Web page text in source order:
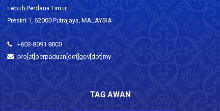
Lebuh Perdana Timur,
Presint 1, 62000 Putrajaya, MALAYSIA
+603-8091 8000
pro[at]perpaduan[dot]gov[dot]my
TAG AWAN